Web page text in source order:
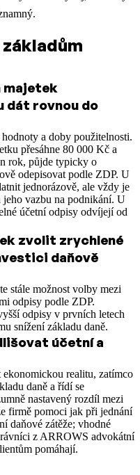
majetek
dát rovnou do
a doby použitelnosti.
přesáhne 80 000 Kč a
rok, půjde typicky o
odepisovat podle ZDP. U
jednorázově, ale vždy je
vazbu na podnikání. U
účetní odpisy odvíjejí od
zvolit zrychlené
daňově
stále možnost volby mezi
odpisy podle ZDP.
odpisy v prvních letech
snížení základu daně.
účetní a
realitu, zatímco
daně a řídí se
nastavený rozdíl mezi
firmě pomoci jak při jednání
daňové zátěže; vhodné
z ARROWS advokátní
pomáhají.